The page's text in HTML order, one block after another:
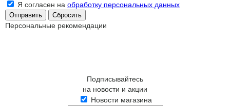
Я согласен на обработку персональных данных
Сбросить
Персональные рекомендации
Подписывайтесь
на новости и акции
Новости магазина